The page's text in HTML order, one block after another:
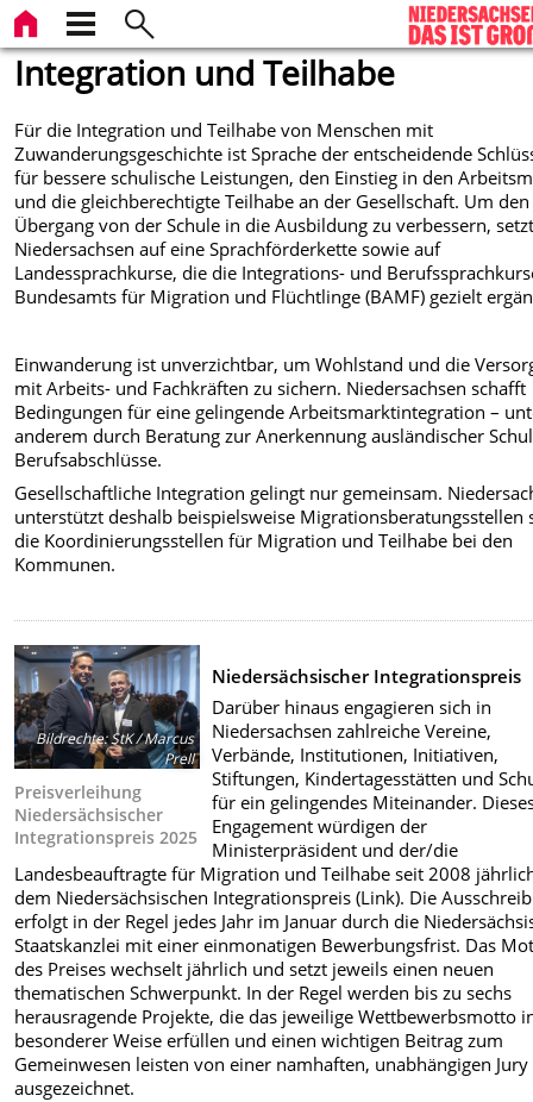
Integration und Teilhabe
Für die Integration und Teilhabe von Menschen mit
Zuwanderungsgeschichte ist Sprache der entscheidende
für bessere schulische Leistungen, den Einstieg in den
und die gleichberechtigte Teilhabe an der Gesellschaft. Um den
Übergang von der Schule in die Ausbildung zu verbessern,
Niedersachsen auf eine Sprachförderkette sowie auf
Landessprachkurse, die die Integrations- und
Bundesamts für Migration und Flüchtlinge (BAMF) gezielt
Einwanderung ist unverzichtbar, um Wohlstand und die
mit Arbeits- und Fachkräften zu sichern. Niedersachsen schafft
Bedingungen für eine gelingende Arbeitsmarktintegration –
anderem durch Beratung zur Anerkennung ausländischer
Berufsabschlüsse.
Gesellschaftliche Integration gelingt nur gemeinsam.
unterstützt deshalb beispielsweise Migrationsberatungsstellen
die Koordinierungsstellen für Migration und Teilhabe bei den
Kommunen.
Bildrechte:StK / Marcus
Prell
Preisverleihung
Niedersächsischer
Integrationspreis 2025
Niedersächsischer Integrationspreis
Darüber hinaus engagieren sich in
Niedersachsen zahlreiche Vereine,
Verbände, Institutionen, Initiativen,
Stiftungen, Kindertagesstätten und
für ein gelingendes Miteinander.
Engagement würdigen der
Ministerpräsident und der/die
Landesbeauftragte für Migration und Teilhabe seit 2008
dem Niedersächsischen Integrationspreis (Link). Die
erfolgt in der Regel jedes Jahr im Januar durch die
Staatskanzlei mit einer einmonatigen Bewerbungsfrist. Das
des Preises wechselt jährlich und setzt jeweils einen neuen
thematischen Schwerpunkt. In der Regel werden bis zu sechs
herausragende Projekte, die das jeweilige Wettbewerbsmotto
besonderer Weise erfüllen und einen wichtigen Beitrag zum
Gemeinwesen leisten von einer namhaften, unabhängigen Jury
ausgezeichnet.